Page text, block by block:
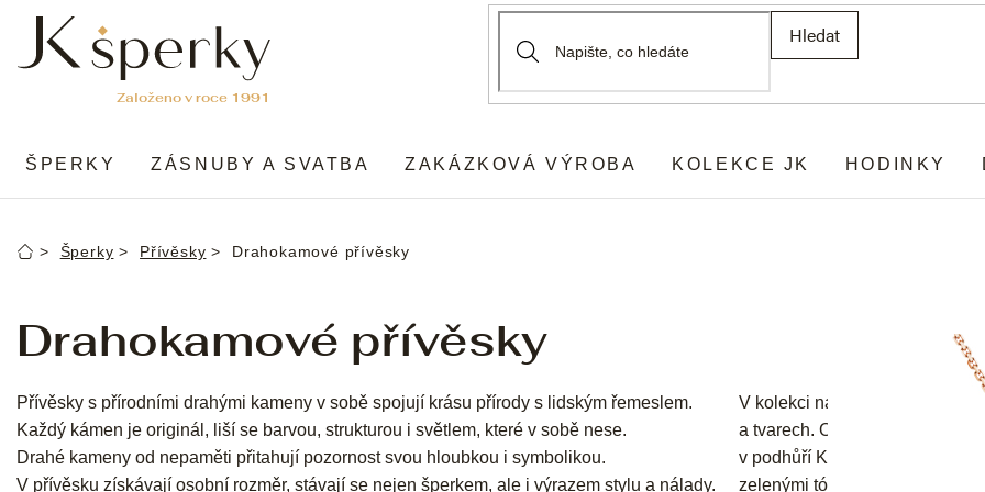
obsah
Hledat
ŠPERKY ZÁSNUBY A SVATBA ZAKÁZKOVÁ VÝROBA KOLEKCE JK HODINKY
DomůŠperky Přívěsky Drahokamové přívěsky
Drahokamové přívěsky
Přívěsky s přírodními drahými kameny v sobě spojují krásu přírody s lidským řemeslem.
Každý kámen je originál, liší se barvou, strukturou i světlem, které v sobě nese.
Drahé kameny od nepaměti přitahují pozornost svou hloubkou i symbolikou.
V přívěsku získávají osobní rozměr, stávají se nejen šperkem, ale i výrazem stylu a nálady.
V kolekci najdete jemné i
a tvarech. Objevují se zde
v podhůří Kilimandžára a je
zelenými tóny, jenž vzniká